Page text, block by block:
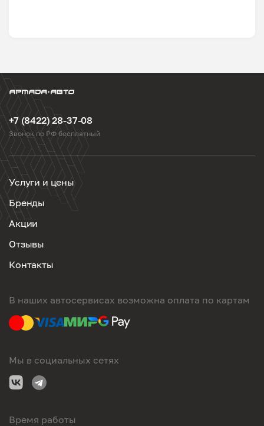
+7 (8422) 28-37-08
Звонок по РФ бесплатный
Услуги и цены
Бренды
Акции
Отзывы
Контакты
В наших автосервисах возможна оплата по картам
Мы в социальных сетях
Время работы